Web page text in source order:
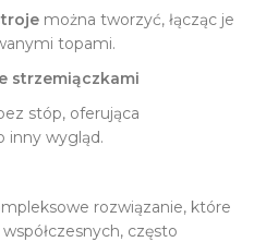
można tworzyć, łącząc je
topami.
strzemiączkami
stóp, oferująca
inny wygląd.
rozwiązanie, które
często